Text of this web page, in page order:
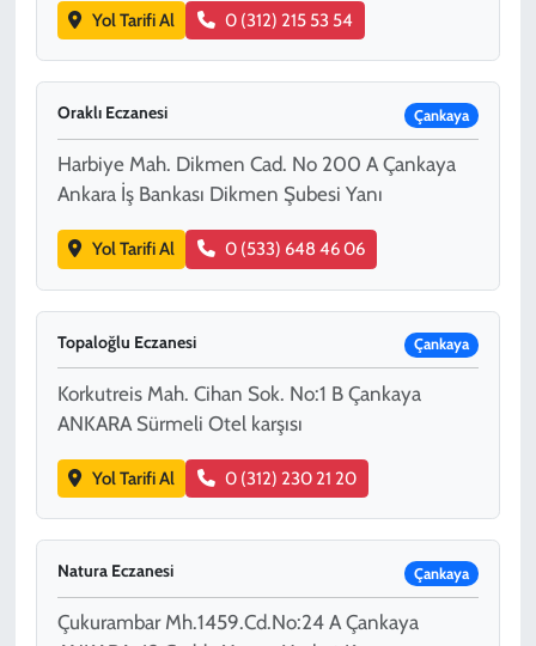
Yol Tarifi Al 0 (312) 215 53 54
Oraklı Eczanesi Çankaya
Harbiye Mah. Dikmen Cad. No 200 A Çankaya
Ankara İş Bankası Dikmen Şubesi Yanı
Yol Tarifi Al 0 (533) 648 46 06
Topaloğlu Eczanesi Çankaya
Korkutreis Mah. Cihan Sok. No:1 B Çankaya
ANKARA Sürmeli Otel karşısı
Yol Tarifi Al 0 (312) 230 21 20
Natura Eczanesi Çankaya
Çukurambar Mh.1459.Cd.No:24 A Çankaya